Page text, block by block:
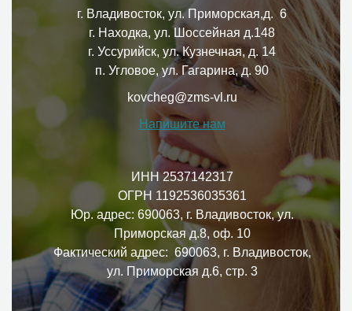
г. Владивосток, ул. Приморская,д. 6
г. Находка, ул. Шоссейная д.148
г. Уссурийск, ул. Кузнечная, д. 14
п. Угловое, ул. Гагарина, д. 90
kovcheg@zms-vl.ru
Напишите нам
ИНН 2537142317
ОГРН 1192536035361
Юр. адрес: 690063, г. Владивосток, ул.
Приморская д.8, оф. 10
Фактический адрес: 690063, г. Владивосток,
ул. Приморская д.6, стр. 3